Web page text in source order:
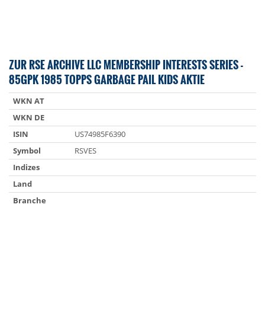
ZUR RSE ARCHIVE LLC MEMBERSHIP INTERESTS SERIES -
85GPK 1985 TOPPS GARBAGE PAIL KIDS AKTIE
WKN AT
WKN DE
ISIN
US74985F6390
Symbol
RSVES
Indizes
Land
Branche